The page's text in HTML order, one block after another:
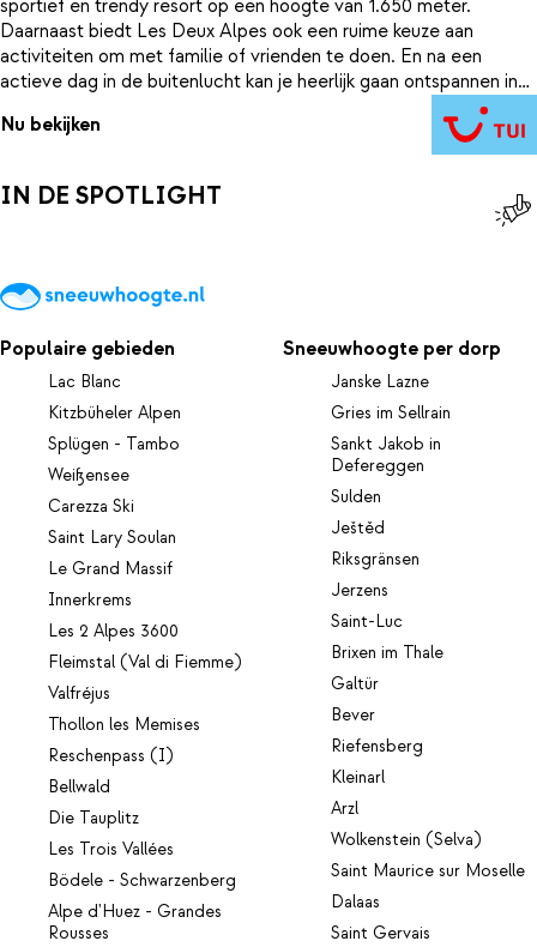
sportief en trendy resort op een hoogte van 1.650 meter.
Daarnaast biedt Les Deux Alpes ook een ruime keuze aan
activiteiten om met familie of vrienden te doen. En na een
actieve dag in de buitenlucht kan je heerlijk gaan ontspannen in
Nu bekijken
IN DE SPOTLIGHT
Populaire gebieden
Lac Blanc
Kitzbüheler Alpen
Splügen - Tambo
Weißensee
Carezza Ski
Saint Lary Soulan
Le Grand Massif
Innerkrems
Les 2 Alpes 3600
Fleimstal (Val di Fiemme)
Valfréjus
Thollon les Memises
Reschenpass (I)
Bellwald
Die Tauplitz
Les Trois Vallées
Bödele - Schwarzenberg
Alpe d'Huez - Grandes
Rousses
Sneeuwhoogte per dorp
Janske Lazne
Gries im Sellrain
Sankt Jakob in
Defereggen
Sulden
Ještěd
Riksgränsen
Jerzens
Saint-Luc
Brixen im Thale
Galtür
Bever
Riefensberg
Kleinarl
Arzl
Wolkenstein (Selva)
Saint Maurice sur Moselle
Dalaas
Saint Gervais